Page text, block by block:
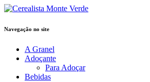
Navegação no site
A Granel
Adoçante
Para Adoçar
Bebidas